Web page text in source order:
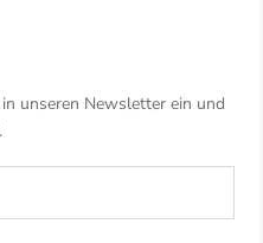
unseren Newsletter ein und